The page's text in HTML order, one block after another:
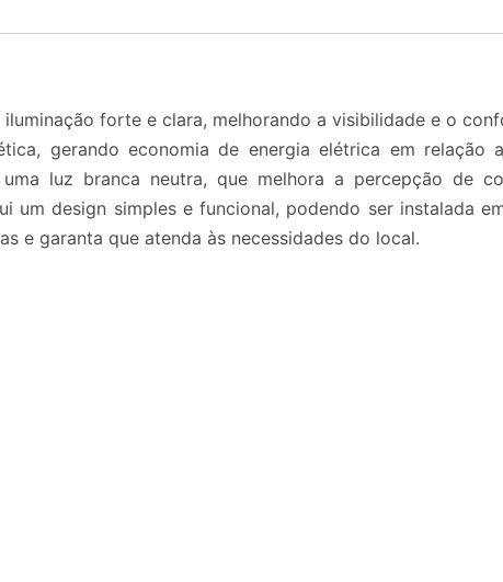
forte e clara, melhorando a visibilidade e o
gerando economia de energia elétrica em relação
luz branca neutra, que melhora a percepção de
um design simples e funcional, podendo ser instalada
e garanta que atenda às necessidades do local.